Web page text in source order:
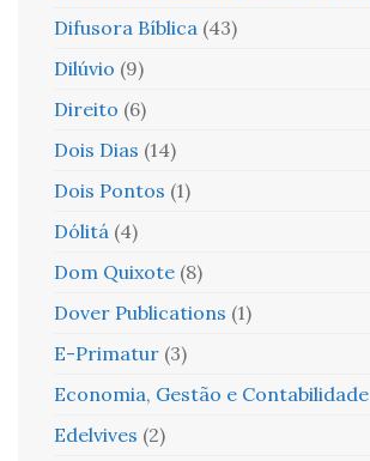
Difusora Bíblica (43)
Dilúvio (9)
Direito (6)
Dois Dias (14)
Dois Pontos (1)
Dólitá (4)
Dom Quixote (8)
Dover Publications (1)
E-Primatur (3)
Economia, Gestão e Contabilidade
Edelvives (2)